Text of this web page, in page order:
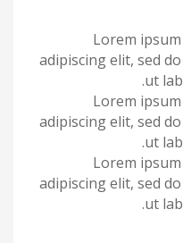
Lorem
adipiscing elit, sed
ut
Lorem
adipiscing elit, sed
ut
Lorem
adipiscing elit, sed
ut